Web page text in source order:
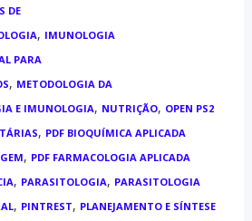
DE
, IMUNOLOGIA
PARA
, METODOLOGIA DA
E IMUNOLOGIA, NUTRIÇÃO, OPEN PS2
, PDF BIOQUÍMICA APLICADA
, PDF FARMACOLOGIA APLICADA
, PARASITOLOGIA, PARASITOLOGIA
, PINTREST, PLANEJAMENTO E SÍNTESE